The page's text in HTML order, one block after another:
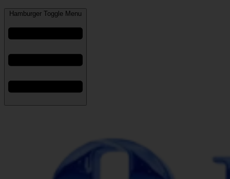
Hamburger Toggle Menu